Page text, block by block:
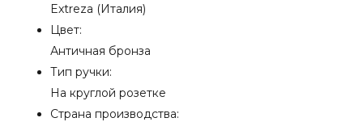
розетке
античная
бронза
Extreza (Италия)
Цвет:
Античная бронза
Тип ручки:
На круглой розетке
Страна производства: